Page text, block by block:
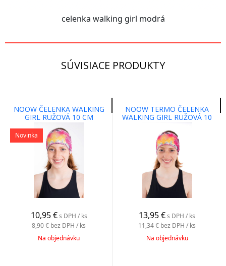
celenka walking girl modrá
SÚVISIACE PRODUKTY
NOOW ČELENKA WALKING
GIRL RUŽOVÁ 10 CM
Novinka
10,95 € s DPH / ks
8,90 € bez DPH / ks
Na objednávku
NOOW TERMO ČELENKA
WALKING GIRL RUŽOVÁ 10
13,95€s DPH / ks
11,34 € bez DPH / ks
Na objednávku